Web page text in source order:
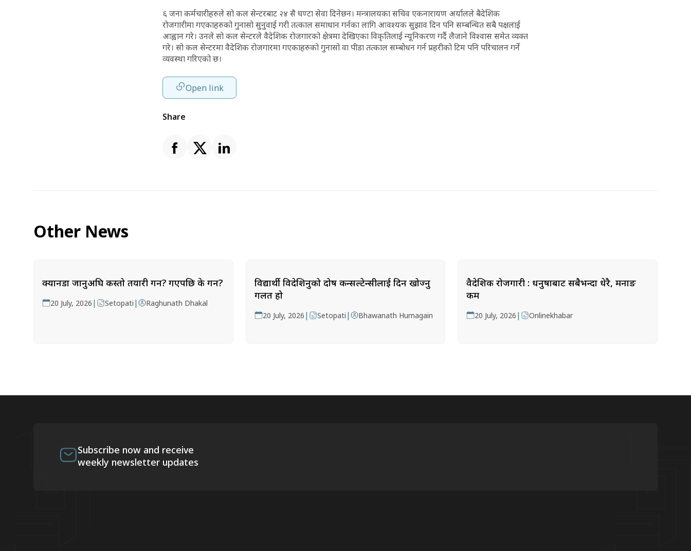
६ जना कर्मचारीहरुले सो कल सेन्टरबाट २४ सै घण्टा सेवा दिनेछन। मन्त्रालयका सचिव एकनारायण अर्यालले बैदेशिक
रोजगारीमा गएकाहरुको गुनासो सुनुवाई गरी तत्काल समाधान गर्नका लागि आवश्यक सुझाव दिन पनि सम्बन्धित सबै पक्षलाई
आह्वान गरे। उनले सो कल सेन्टरले वैदेशिक रोजगारको क्षेत्रमा देखिएका विकृतिलाई न्यूनिकरण गर्दै लैजाने विश्वास समेत व्यक्त
गरे। सो कल सेन्टरमा वैदेशिक रोजगारमा गएकाहरुको गुनासो वा पीडा तत्काल सम्बोधन गर्न प्रहरीको टिम पनि परिचालन गर्ने
व्यवस्था गरिएको छ।
Open link
Share
Other News
क्यानडा जानुअघि कस्तो तयारी गर्ने? गएपछि के गर्ने?
20 July, 2026 | Setopati | Raghunath Dhakal
विद्यार्थी विदेशिनुको दोष कन्सल्टेन्सीलाई दिन खोज्नु
गलत हो
20 July, 2026 | Setopati | Bhawanath Humagain
वैदेशिक रोजगारी : धनुषाबाट सबैभन्दा धेरै, मनाङ
कम
20 July, 2026 | Onlinekhabar
Subscribe now and receive
weekly newsletter updates